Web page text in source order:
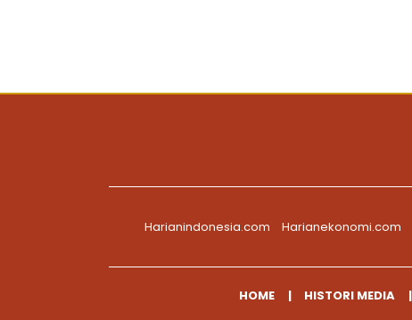
Harianindonesia.com
Harianekonomi.com
HOME HISTORI MEDIA